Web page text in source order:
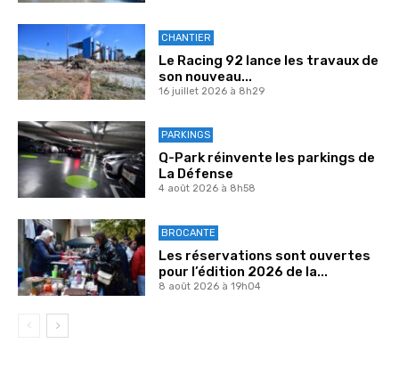
CHANTIER
Le Racing 92 lance les travaux de
son nouveau...
16 juillet 2026 à 8h29
PARKINGS
Q-Park réinvente les parkings de
La Défense
4 août 2026 à 8h58
BROCANTE
Les réservations sont ouvertes
pour l’édition 2026 de la...
8 août 2026 à 19h04